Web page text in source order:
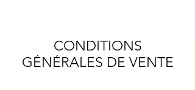
CONDITIONS
GÉNÉRALES DE VENTE